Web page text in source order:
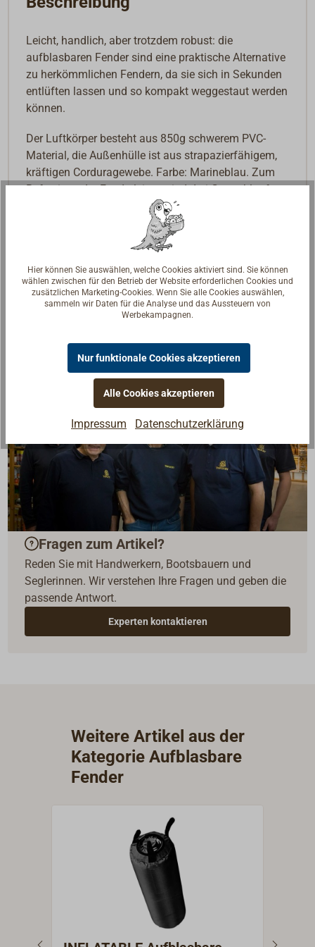
Leicht, handlich, aber trotzdem robust: die
aufblasbaren Fender sind eine praktische Alternative
zu herkömmlichen Fendern, da sie sich in Sekunden
entlüften lassen und so kompakt weggestaut werden
können.
Der Luftkörper besteht aus 850g schwerem PVC-
Material, die Außenhülle ist aus strapazierfähigem,
kräftigen Corduragewebe. Farbe: Marineblau. Zum
Befestigen der Fenderleinen sind drei Gurtschlaufen
vorhanden. Bajonett-Ventilsystem ZODIAK. Sollten
Sie keine Pumpe für ein ZODIAK RIP besitzen,
benötigen Sie den Anschluss-Adapter (Art.-Nr. 1870-
Fragen zum Artikel?
Reden Sie mit Handwerkern, Bootsbauern und
Seglerinnen. Wir verstehen Ihre Fragen und geben die
passende Antwort.
Experten kontaktieren
Weitere Artikel aus der
Kategorie Aufblasbare
Fender
Hier können Sie auswählen, welche Cookies aktiviert sind. Sie können
wählen zwischen für den Betrieb der Website erforderlichen Cookies und
zusätzlichen Marketing-Cookies. Wenn Sie alle Cookies auswählen,
sammeln wir Daten für die Analyse und das Aussteuern von
Werbekampagnen.
Nur funktionale Cookies akzeptieren
Alle Cookies akzeptieren
Impressum Datenschutzerklärung